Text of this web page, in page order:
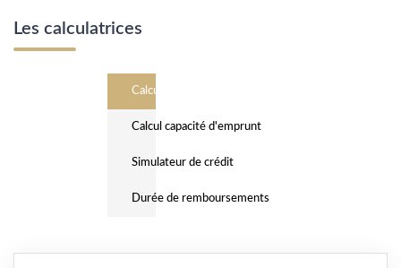
Les calculatrices
Calcul Frais de notaire
Calcul capacité d'emprunt
Simulateur de crédit
Durée de remboursements